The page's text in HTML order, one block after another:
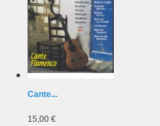
Cante...
15,00 €